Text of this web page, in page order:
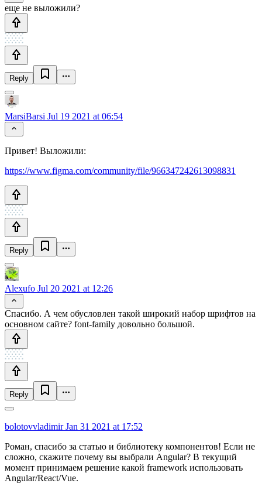
еще не выложили?
Reply
MarsiBarsi Jul 19 2021 at 06:54
Привет! Выложили:
https://www.figma.com/community/file/966347242613098831
Reply
Alexufo Jul 20 2021 at 12:26
Спасибо. А чем обусловлен такой широкий набор шрифтов на
основном сайте? font-family довольно большой.
Reply
bolotovvladimirJan 31 2021 at 17:52
Роман, спасибо за статью и библиотеку компонентов! Если не
сложно, скажите почему вы выбрали Angular? В текущий
момент принимаем решение какой framework использовать
Angular/React/Vue.